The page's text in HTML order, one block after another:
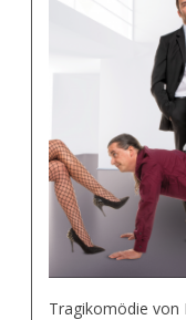
Tragikomödie von